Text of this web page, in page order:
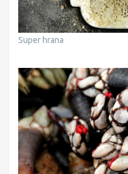
Super hrana